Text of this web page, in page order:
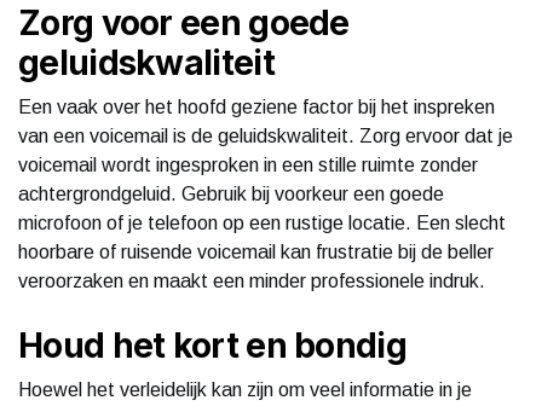
Zorg voor een goede
geluidskwaliteit
Een vaak over het hoofd geziene factor bij het inspreken
van een voicemail is de geluidskwaliteit. Zorg ervoor dat je
voicemail wordt ingesproken in een stille ruimte zonder
achtergrondgeluid. Gebruik bij voorkeur een goede
microfoon of je telefoon op een rustige locatie. Een slecht
hoorbare of ruisende voicemail kan frustratie bij de beller
veroorzaken en maakt een minder professionele indruk.
Houd het kort en bondig
Hoewel het verleidelijk kan zijn om veel informatie in je